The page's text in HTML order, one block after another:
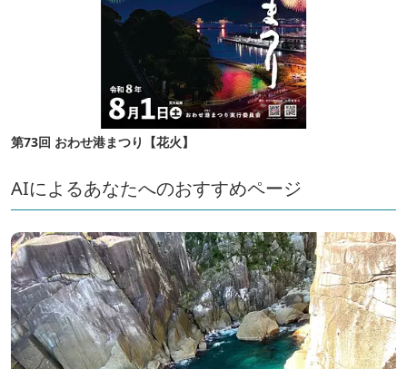
第73回 おわせ港まつり【花火】
AIによるあなたへのおすすめページ